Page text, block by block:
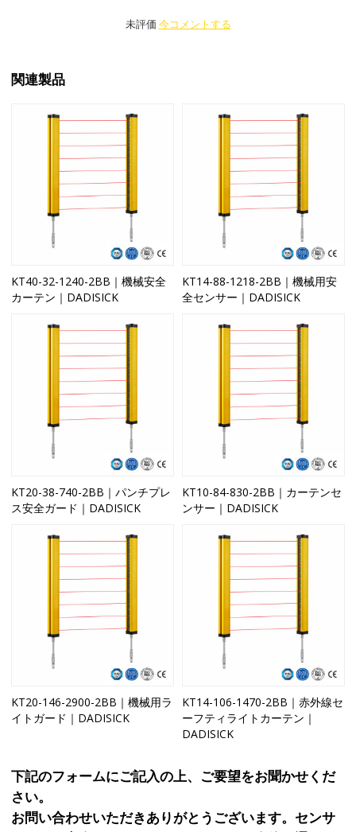
未評価 今コメントする
関連製品
KT40-32-1240-2BB｜機械安全
カーテン｜DADISICK
KT14-88-1218-2BB｜機械用安
全センサー｜DADISICK
KT20-38-740-2BB｜パンチプレ
ス安全ガード｜DADISICK
KT10-84-830-2BB｜カーテンセ
ンサー｜DADISICK
KT20-146-2900-2BB｜機械用ラ
イトガード｜DADISICK
KT14-106-1470-2BB｜赤外線セ
ーフティライトカーテン｜
DADISICK
下記のフォームにご記入の上、ご要望をお聞かせくだ
さい。
お問い合わせいただきありがとうございます。センサ